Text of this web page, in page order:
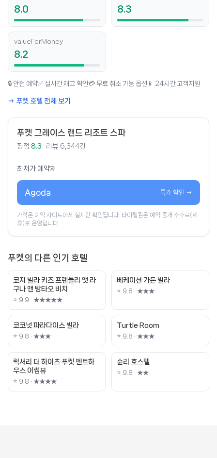
8.0 8.3
valueForMoney
8.2
🔒 안전 예약✅ 실시간 재고 확인💳 무료 취소 가능 옵션 📱 24시간 고객지원
→ 푸켓 호텔 전체 보기
푸켓 그레이스 랜드 리조트 스파
평점 8.3 · 리뷰 6,344건
최저가 예약처
Agoda 특가 확인 →
가격은 예약 사이트에서 실시간 확인됩니다. 타이웰컴은 예약 중개 수수료(제
휴)로 운영됩니다.
푸켓의 다른 인기 호텔
코지 빌라 키즈 프랜들리 앳 라
구나 앤 방타오 비치
⭐ 9.9 · ★★★★★
베케이션 가든 빌라
⭐ 9.8 · ★★★
코코넛 파라다이스 빌라
⭐ 9.8 · ★★★
Turtle Room
⭐ 9.8 · ★★★
럭셔리 더 하이츠 푸켓 펜트하
우스 어썸뷰
⭐ 9.8 · ★★★★
슌리 호스텔
⭐ 9.8 · ★★